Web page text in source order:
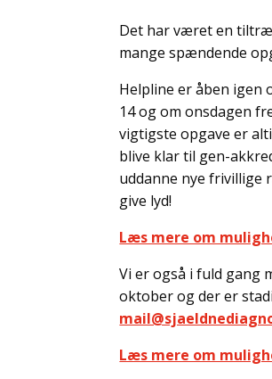
Det har været en
mange spændende
Helpline er åben igen
14 og om onsdagen
vigtigste opgave er
blive klar til gen-
uddanne nye frivillige
give lyd!
Læs mere om
Vi er også i fuld gang
oktober og der er
Læs mere om